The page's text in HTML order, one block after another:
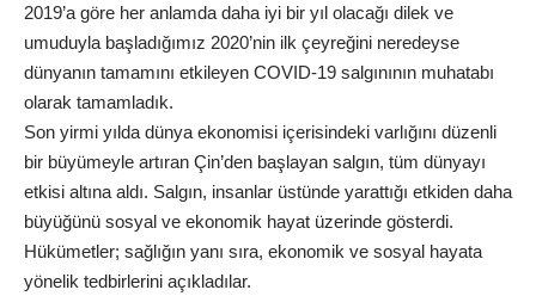
2019’a göre her anlamda daha iyi bir yıl olacağı dilek ve
umuduyla başladığımız 2020’nin ilk çeyreğini neredeyse
dünyanın tamamını etkileyen COVID-19 salgınının muhatabı
olarak tamamladık.
Son yirmi yılda dünya ekonomisi içerisindeki varlığını düzenli
bir büyümeyle artıran Çin’den başlayan salgın, tüm dünyayı
etkisi altına aldı. Salgın, insanlar üstünde yarattığı etkiden daha
büyüğünü sosyal ve ekonomik hayat üzerinde gösterdi.
Hükümetler; sağlığın yanı sıra, ekonomik ve sosyal hayata
yönelik tedbirlerini açıkladılar.